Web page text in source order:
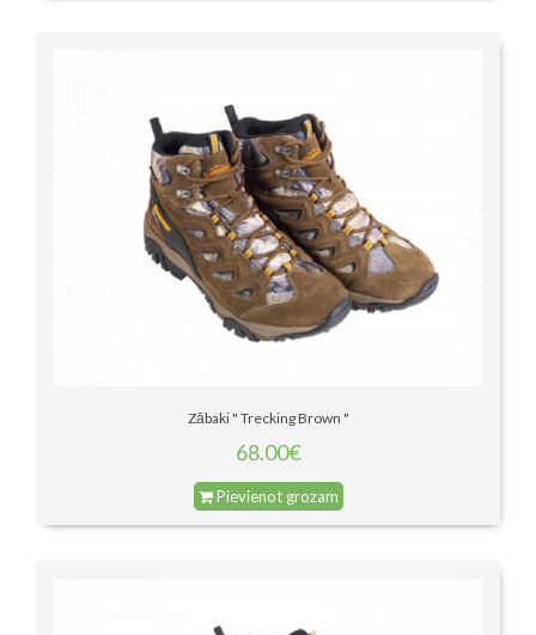
Zābaki " Trecking Brown "
68.00€
Pievienot grozam